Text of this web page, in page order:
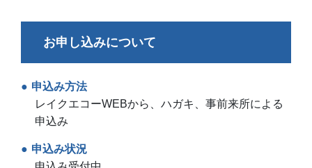
お申し込みについて
申込み方法
レイクエコーWEBから、ハガキ、事前来所による
申込み
申込み状況